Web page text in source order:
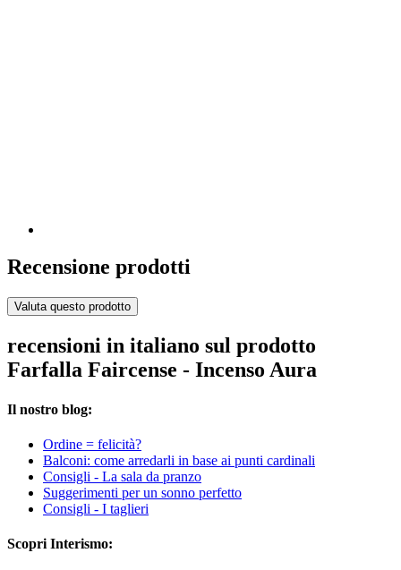
Recensione prodotti
Valuta questo prodotto
recensioni in italiano sul prodotto
Farfalla Faircense - Incenso Aura
Il nostro blog:
Ordine = felicità?
Balconi: come arredarli in base ai punti cardinali
Consigli - La sala da pranzo
Suggerimenti per un sonno perfetto
Consigli - I taglieri
Scopri Interismo: